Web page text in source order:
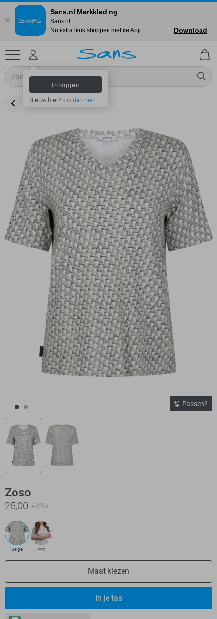
Inloggen
Nieuw hier? klik dan hier
Passen?
Zoso
25,00 49,95
Beige Wit
Maat kiezen
In je tas
Sans.nl Merkkleding
Sans.nl
Nu extra leuk shoppen met de App.
Download